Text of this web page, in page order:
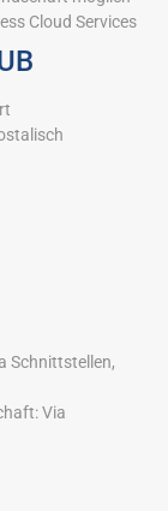
Cloud Services
Schnittstellen,
Via